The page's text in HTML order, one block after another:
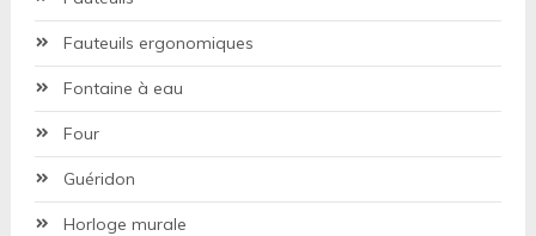
Fauteuils ergonomiques
Fontaine à eau
Four
Guéridon
Horloge murale